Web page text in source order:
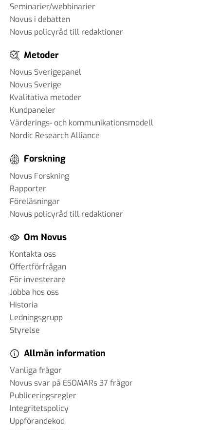
Seminarier/webbinarier
Novus i debatten
Novus policyråd till redaktioner
Metoder
Novus Sverigepanel
Novus Sverige
Kvalitativa metoder
Kundpaneler
Värderings- och kommunikationsmodell
Nordic Research Alliance
Forskning
Novus Forskning
Rapporter
Föreläsningar
Novus policyråd till redaktioner
Om Novus
Kontakta oss
Offertförfrågan
För investerare
Jobba hos oss
Historia
Ledningsgrupp
Styrelse
Allmän information
Vanliga frågor
Novus svar på ESOMARs 37 frågor
Publiceringsregler
Integritetspolicy
Uppförandekod